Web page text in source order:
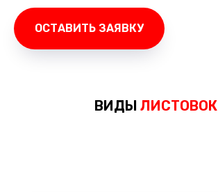
ОСТАВИТЬ ЗАЯВКУ
ВИДЫ ЛИСТОВОК